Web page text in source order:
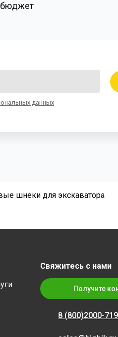
бюджет
данных
шнеки для экскаватора
Свяжитесь с нами
Получите
8 (800)2000-719